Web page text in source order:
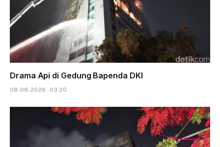
Drama Api di Gedung Bapenda DKI
08-08-2026 - 03.30